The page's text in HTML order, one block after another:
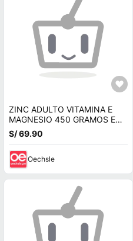
ZINC ADULTO VITAMINA E
MAGNESIO 450 GRAMOS EN
POLVO FORMULA V
S/ 69.90
Oechsle